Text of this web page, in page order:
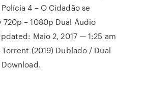
4 – O Cidadão se
720p – 1080p Dual Áudio
Maio 2, 2017 — 1:25 am
(2019) Dublado / Dual